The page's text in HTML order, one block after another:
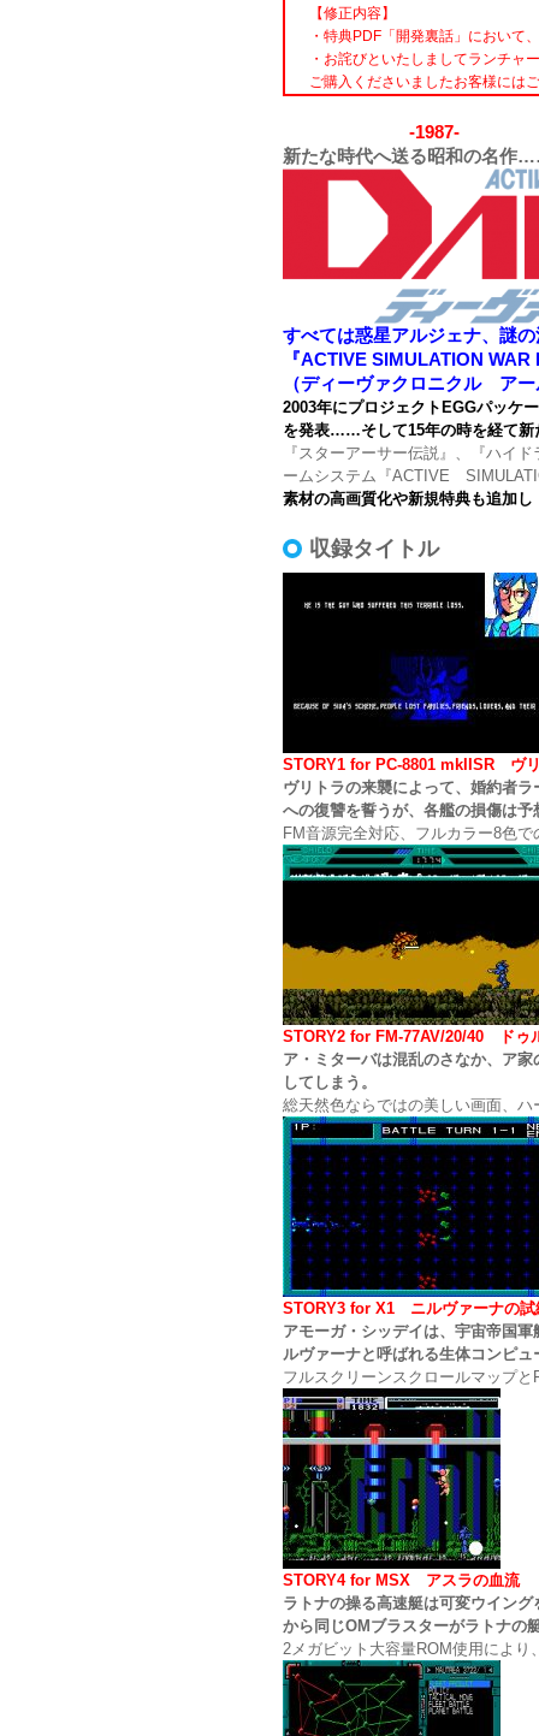
【修正内容】
・特典PDF「開発裏話」において
・お詫びといたしましてランチャ
ご購入くださいましたお客様には
-1987-
新たな時代へ送る昭和の名作
すべては惑星アルジェナ、謎
『ACTIVE SIMULATION
（ディーヴァクロニクル ア
2003年にプロジェクトEGGパッケ
を発表……そして15年の時を経て新
『スターアーサー伝説』、『ハイ
ームシステム『ACTIVE
素材の高画質化や新規特典も追加
収録タイトル
STORY1 for PC-8801 mkIISR ヴ
ヴリトラの来襲によって、婚約者
への復讐を誓うが、各艦の損傷は
FM音源完全対応、フルカラー8色
STORY2 for FM-77AV/20/40 ドゥ
ア・ミターバは混乱のさなか、ア
してしまう。
総天然色ならではの美しい画面、
STORY3 for X1 ニルヴァーナの
アモーガ・シッデイは、宇宙帝国
ルヴァーナと呼ばれる生体コンピ
フルスクリーンスクロールマップ
STORY4 for MSX アスラの血流
ラトナの操る高速艇は可変ウイン
から同じOMブラスターがラトナ
2メガビット大容量ROM使用によ